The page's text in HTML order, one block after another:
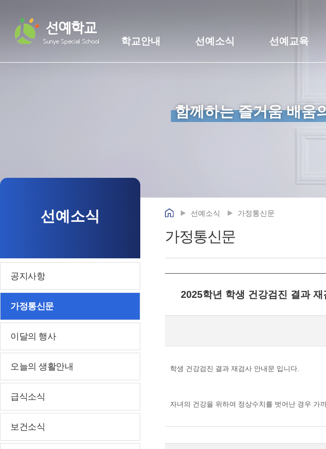
선예학교
Sunye Special School 학교안내 선예소식 선예교육
함께하는 즐거움 배움
선예소식
공지사항
가정통신문
이달의 행사
오늘의 생활안내
급식소식
보건소식
가정통신문
선예소식 가정통신문
2025학년 학생 건강검진 결과
학생 건강검진 결과 재검사 안내문 입니다.
자녀의 건강을 위하여 정상수치를 벗어난 경우 가